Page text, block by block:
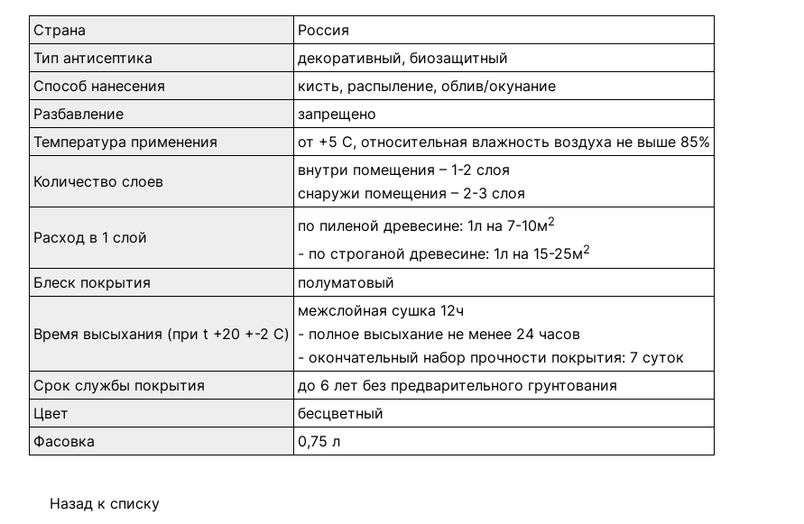
Страна
Россия
Тип антисептика
декоративный, биозащитный
Способ нанесения
кисть, распыление, облив/окунание
Разбавление
запрещено
Температура применения
от +5 С, относительная влажность воздуха не выше 85%
Количество слоев
внутри помещения – 1-2 слоя
снаружи помещения – 2-3 слоя
Расход в 1 слой
по пиленой древесине: 1л на 7-10м2
- по строганой древесине: 1л на 15-25м2
Блеск покрытия полуматовый
Время высыхания (при t +20 +-2 C)
межслойная сушка 12ч
- полное высыхание не менее 24 часов
- окончательный набор прочности покрытия: 7 суток
Срок службы покрытия
до 6 лет без предварительного грунтования
Цвет
бесцветный
Фасовка
0,75 л
Назад к списку